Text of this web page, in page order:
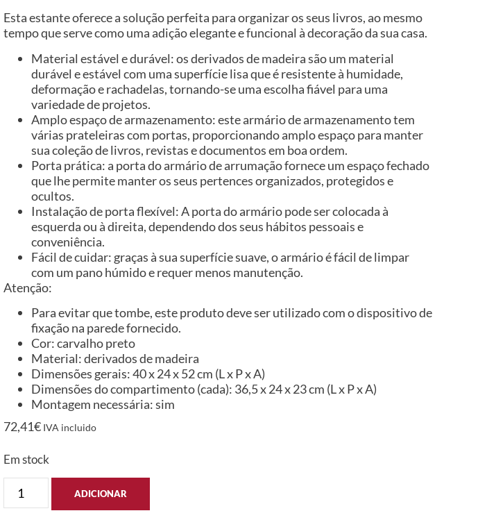
Esta estante oferece a solução perfeita para organizar os seus livros, ao mesmo
tempo que serve como uma adição elegante e funcional à decoração da sua casa.
Material estável e durável: os derivados de madeira são um material
durável e estável com uma superfície lisa que é resistente à humidade,
deformação e rachadelas, tornando-se uma escolha fiável para uma
variedade de projetos.
Amplo espaço de armazenamento: este armário de armazenamento tem
várias prateleiras com portas, proporcionando amplo espaço para manter
sua coleção de livros, revistas e documentos em boa ordem.
Porta prática: a porta do armário de arrumação fornece um espaço fechado
que lhe permite manter os seus pertences organizados, protegidos e
ocultos.
Instalação de porta flexível: A porta do armário pode ser colocada à
esquerda ou à direita, dependendo dos seus hábitos pessoais e
conveniência.
Fácil de cuidar: graças à sua superfície suave, o armário é fácil de limpar
com um pano húmido e requer menos manutenção.
Atenção:
Para evitar que tombe, este produto deve ser utilizado com o dispositivo de
fixação na parede fornecido.
Cor: carvalho preto
Material: derivados de madeira
Dimensões gerais: 40 x 24 x 52 cm (L x P x A)
Dimensões do compartimento (cada): 36,5 x 24 x 23 cm (L x P x A)
Montagem necessária: sim
72,41€ IVA incluido
Em stock
ADICIONAR